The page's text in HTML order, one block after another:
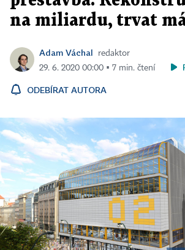
na miliardu, trvat
Adam Váchal
redaktor
29. 6. 2020 00:00 ▪ 7 min. čtení
ODEBÍRAT AUTORA